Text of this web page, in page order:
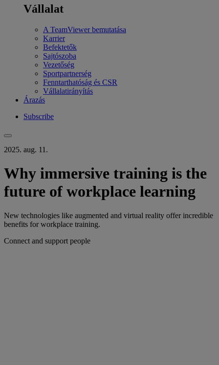
Vállalat
A TeamViewer bemutatása
Karrier
Befektetők
Sajtószoba
Vezetőség
Sportpartnerség
Fenntarthatóság és CSR
Vállalatirányítás
Árazás
Subscribe
2025. aug. 11.
Why immersive training is the
future of workplace learning
New technologies like augmented and virtual reality offer incredible
benefits for workplace training.
Connect and support people